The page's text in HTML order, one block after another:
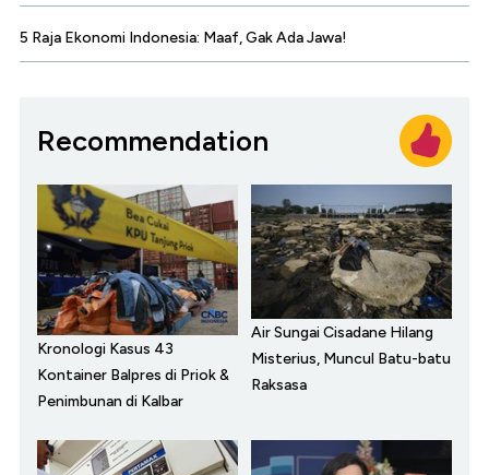
5 Raja Ekonomi Indonesia: Maaf, Gak Ada Jawa!
Recommendation
Kronologi Kasus 43
Kontainer Balpres di Priok &
Penimbunan di Kalbar
Air Sungai Cisadane Hilang
Misterius, Muncul Batu-batu
Raksasa